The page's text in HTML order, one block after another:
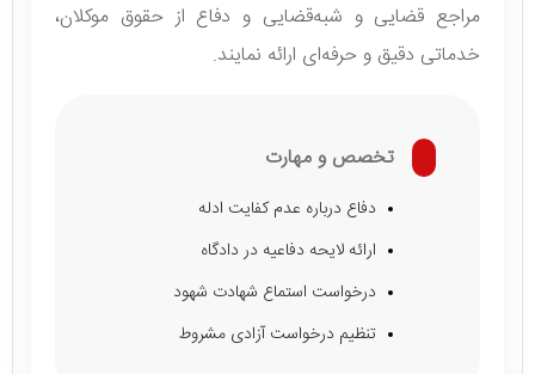
مراجع قضایی و شبه‌قضایی و دفاع از حقوق موکلان،
خدماتی دقیق و حرفه‌ای ارائه نمایند.
تخصص و مهارت
دفاع درباره عدم کفایت ادله
ارائه لایحه دفاعیه در دادگاه
درخواست استماع شهادت شهود
تنظیم درخواست آزادی مشروط